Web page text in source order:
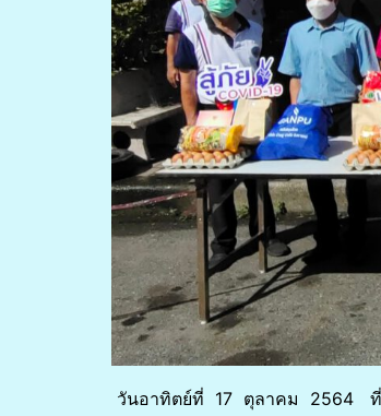
วันอาทิตย์ที่ 17 ตุลาคม 2564 ที่